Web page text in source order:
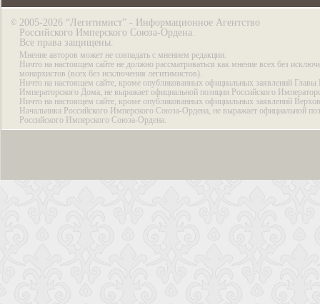
© 2005-2026 “Легитимист” - Информационное Агентство
Российского Имперского Союза-Ордена.
Все права защищены.
Мнение авторов может не совпадать с мнением редакции.
Ничто на настоящем сайте не должно рассматриваться как мнение всех без
монархистов (всех без исключения легитимистов).
Ничто на настоящем сайте, кроме опубликованных официальных заявлений Главы
Императорского Дома, не выражает официальной позиции Российского
Ничто на настоящем сайте, кроме опубликованных официальных заявлений
Начальника Российского Имперского Союза-Ордена, не выражает официальной
Российского Имперского Союза-Ордена.